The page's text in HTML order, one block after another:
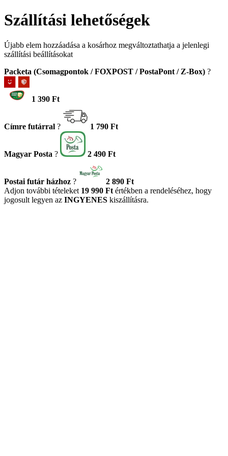
Szállítási lehetőségek
Újabb elem hozzáadása a kosárhoz megváltoztathatja a jelenlegi
szállítási beállításokat
Packeta (Csomagpontok / FOXPOST / PostaPont / Z-Box) ?
1 390 Ft
Címre futárral ? 1 790 Ft
Magyar Posta ? 2 490 Ft
Postai futár házhoz ?
2 890 Ft
Adjon további tételeket 19 990 Ft értékben a rendeléséhez, hogy
jogosult legyen az INGYENES kiszállításra.